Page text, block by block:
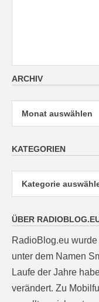
ARCHIV
Archiv
KATEGORIEN
ÜBER
RadioBlog.eu
unter dem Namen
Laufe der Jahre
verändert. Zu